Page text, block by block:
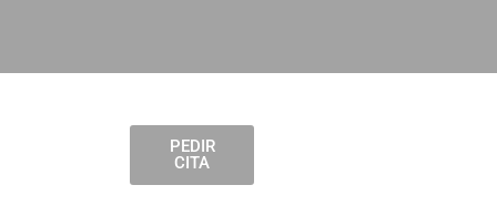
PEDIR
CITA